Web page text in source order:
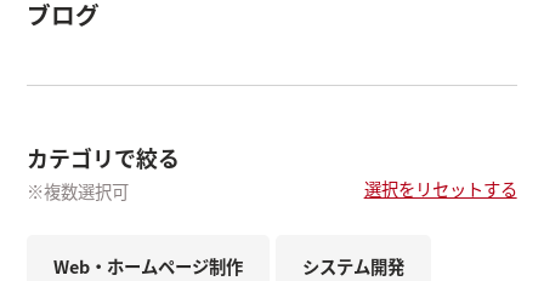
ブログ
カテゴリで絞る
※複数選択可 選択をリセットする
Web・ホームページ制作 システム開発